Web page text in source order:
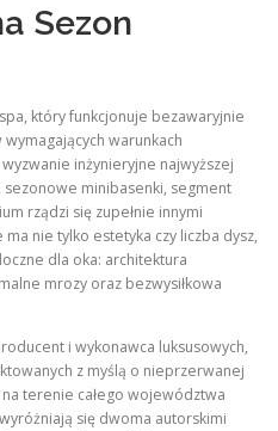
Sezon
który funkcjonuje bezawaryjnie
wymagających warunkach
inżynieryjne najwyższej
minibasenki, segment
rządzi się zupełnie innymi
nie tylko estetyka czy liczba dysz,
dla oka: architektura
mrozy oraz bezwysiłkowa
i wykonawca luksusowych,
z myślą o nieprzerwanej
terenie całego województwa
się dwoma autorskimi